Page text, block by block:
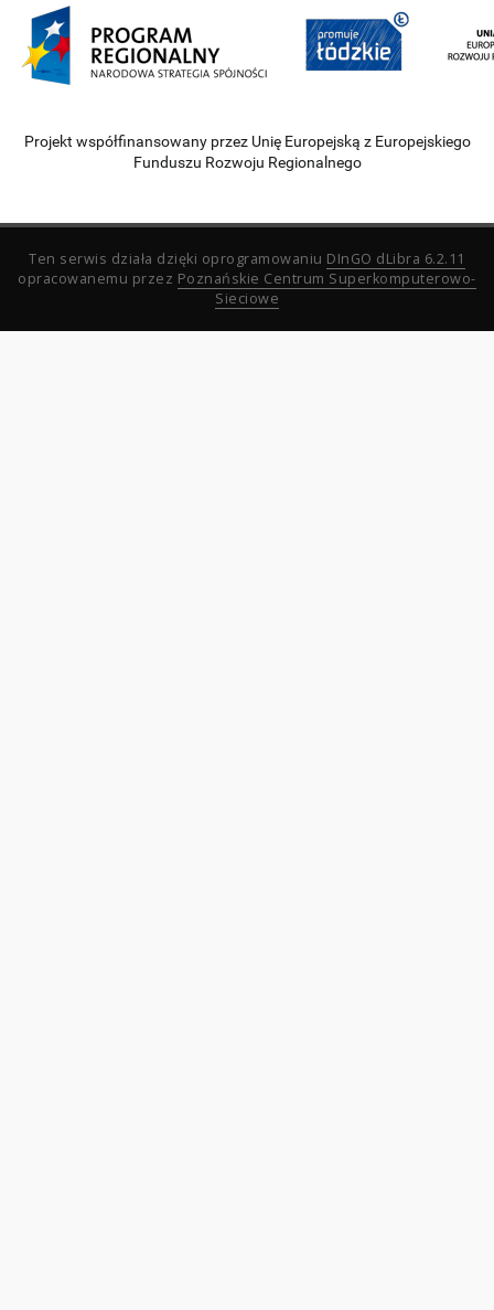
Projekt współfinansowany przez Unię Europejską z Europejskiego
Funduszu Rozwoju Regionalnego
Ten serwis działa dzięki oprogramowaniu DInGO dLibra 6.2.11
opracowanemu przez Poznańskie Centrum Superkomputerowo-
Sieciowe